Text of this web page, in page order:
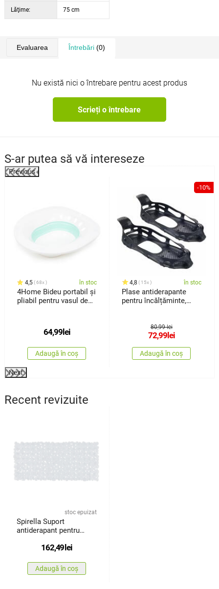
Lăţime: 75 cm
Evaluarea Întrebări(0)
Nu există nici o întrebare pentru acest produs
Scrieți o întrebare
S-ar putea să vă intereseze
Previous
4,5 68x în stoc
4Home Bideu portabil și
pliabil pentru vasul de
64,99 lei
Adaugă în coș
-10%
4,8 15x în stoc
Plase antiderapante
pentru încălțăminte,
80,99 lei
72,99 lei
Adaugă în coș
Next
Recent revizuite
stoc epuizat
Spirella Suport
antiderapant pentru
transparent, 75 x 36 cm
162,49lei
Adaugă în coș